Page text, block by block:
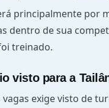
principalmente por
dentro de sua
treinado.
visto para a
vagas exige visto de